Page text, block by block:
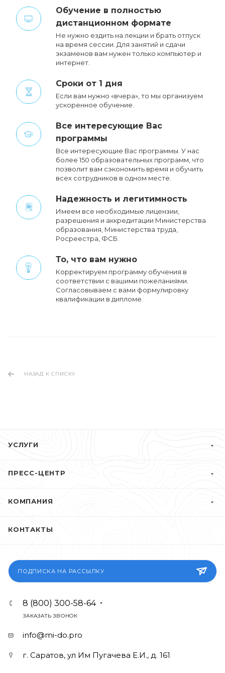
Обучение в полностью
дистанционном формате
Не нужно ездить на лекции и брать отпуск
на время сессии. Для занятий и сдачи
экзаменов вам нужен только компьютер и
интернет.
Сроки от 1 дня
Если вам нужно «вчера», то мы организуем
ускоренное обучение.
Все интересующие Вас
программы
Все интересующие Вас программы. У нас
более 150 образовательных программ, что
позволит вам сэкономить время и обучить
всех сотрудников в одном месте.
Надежность и легитимность
Имеем все необходимые лицензии,
разрешения и аккредитации Министерства
образования, Министерства труда,
Росреестра, ФСБ.
То, что вам нужно
Корректируем программу обучения в
соответствии с вашими пожеланиями.
Cогласовываем с вами формулировку
квалификации в дипломе.
НАЗАД К СПИСКУ
УСЛУГИ
ПРЕСС-ЦЕНТР
КОМПАНИЯ
КОНТАКТЫ
ПОДПИСКА НА РАССЫЛКУ
8 (800) 300-58-64
ЗАКАЗАТЬ ЗВОНОК
info@mi-do.pro
г. Саратов, ул Им Пугачева Е.И., д. 161